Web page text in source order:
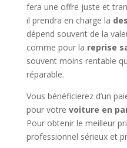
fera une offre juste et
il prendra en charge la
dépend souvent de la
comme pour la reprise
souvent moins rentable
réparable.
Vous bénéficierez d’un
pour votre voiture en
Pour obtenir le meilleur
professionnel sérieux et